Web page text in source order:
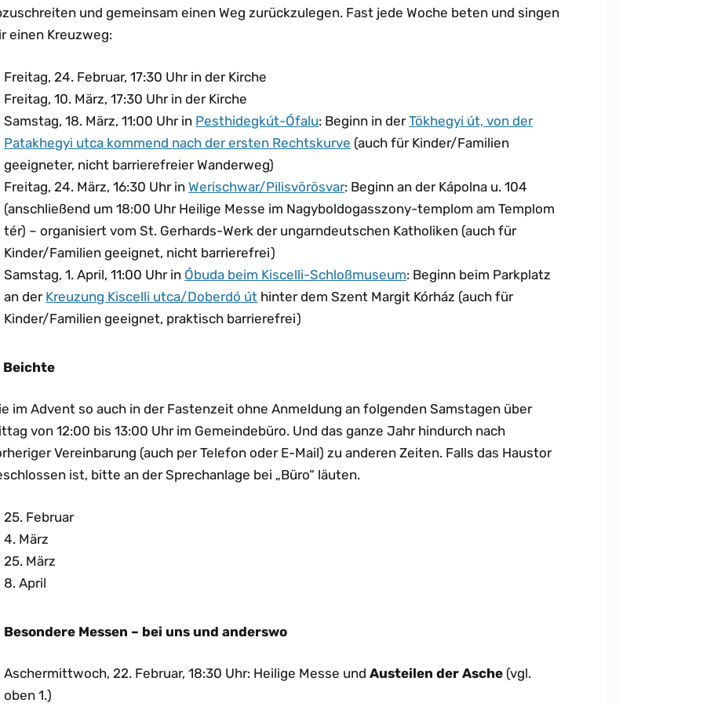
und gemeinsam einen Weg zurückzulegen. Fast jede Woche beten und singen
einen Kreuzweg:
Freitag, 24. Februar, 17:30 Uhr in der Kirche
Freitag, 10. März, 17:30 Uhr in der Kirche
Samstag, 18. März, 11:00 Uhr in Pesthidegkút-Ófalu: Beginn in derTökhegyi út, von der
Patakhegyi utca kommend nach der ersten Rechtskurve (auch für Kinder/Familien
geeigneter, nicht barrierefreier Wanderweg)
Freitag, 24. März, 16:30 Uhr inWerischwar/Pilisvörösvar: Beginn an der Kápolna u. 104
(anschließend um 18:00 Uhr Heilige Messe im Nagyboldogasszony-templom am Templom
tér) – organisiert vom St. Gerhards-Werk der ungarndeutschen Katholiken (auch für
Kinder/Familien geeignet, nicht barrierefrei)
Samstag, 1. April, 11:00 Uhr in Óbuda beim Kiscelli-Schloßmuseum: Beginn beim Parkplatz
an der Kreuzung Kiscelli utca/Doberdó út hinter dem Szent Margit Kórház (auch für
Kinder/Familien geeignet, praktisch barrierefrei)
Beichte
im Advent so auch in der Fastenzeit ohne Anmeldung an folgenden Samstagen über
von 12:00 bis 13:00 Uhr im Gemeindebüro. Und das ganze Jahr hindurch nach
Vereinbarung (auch per Telefon oder E-Mail) zu anderen Zeiten. Falls das Haustor
ist, bitte an der Sprechanlage bei „Büro“ läuten.
25. Februar
4. März
25. März
8. April
Besondere Messen – bei uns und anderswo
Aschermittwoch, 22. Februar, 18:30 Uhr: Heilige Messe und Austeilen der Asche (vgl.
oben 1.)